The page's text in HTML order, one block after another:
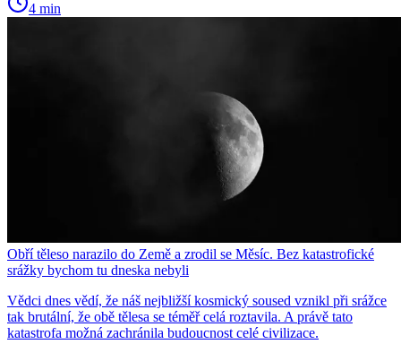
4 min
Obří těleso narazilo do Země a zrodil se Měsíc. Bez katastrofické
srážky bychom tu dneska nebyli
Vědci dnes vědí, že náš nejbližší kosmický soused vznikl při srážce
tak brutální, že obě tělesa se téměř celá roztavila. A právě tato
katastrofa možná zachránila budoucnost celé civilizace.